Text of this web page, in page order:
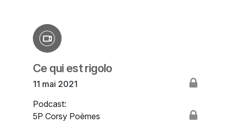
Ce qui est rigolo
11 mai 2021
Podcast:
5P Corsy Poèmes